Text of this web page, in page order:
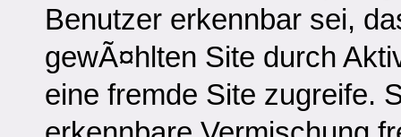
Benutzer erkennbar sei,
gewÃ¤hlten Site durch
eine fremde Site zugreife.